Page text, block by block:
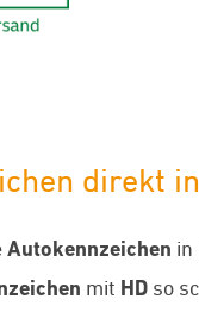
direkt
Autokennzeichen in
mit HD so